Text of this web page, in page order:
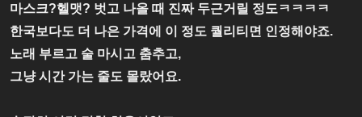
마스크?헬맷? 벗고 나올 때 진짜 두근거릴 정도ㅋㅋㅋㅋ
한국보다도 더 나은 가격에 이 정도 퀄리티면 인정해야죠.
노래 부르고 술 마시고 춤추고,
그냥 시간 가는 줄도 몰랐어요.